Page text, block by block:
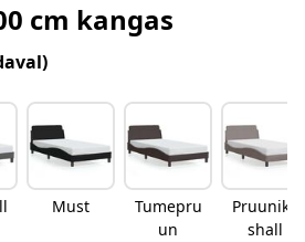
cm kangas
Must
Tumepru
un
Pruunika
shall